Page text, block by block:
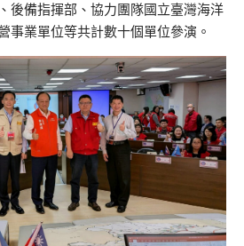
後備指揮部、協力團隊國立臺灣海洋
事業單位等共計數十個單位參演。